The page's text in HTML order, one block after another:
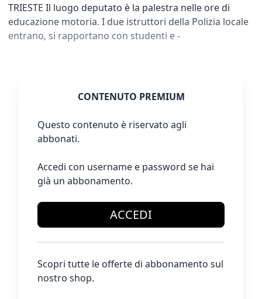
TRIESTE Il luogo deputato è la palestra nelle ore di
educazione motoria. I due istruttori della Polizia locale
entrano, si rapportano con studenti e -
CONTENUTO PREMIUM
Questo contenuto è riservato agli
abbonati.
Accedi con username e password se hai
già un abbonamento.
ACCEDI
Scopri tutte le offerte di abbonamento sul
nostro shop.